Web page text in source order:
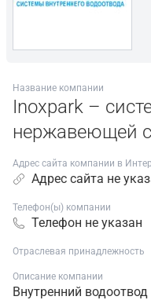
Название компании
Inoxpark –
нержавеющей
Адрес сайта компании в
Адрес сайта не
Телефон(ы) компании
Телефон не указан
Отраслевая принадлежность
Описание компании
Внутренний